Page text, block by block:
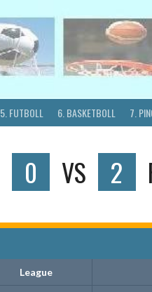
5. FUTBOLL 6. BASKETBOLL 7.
0 VS 2
League